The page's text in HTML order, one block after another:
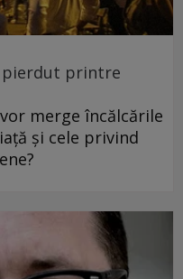
pierdut printre
merge încălcările
și cele privind